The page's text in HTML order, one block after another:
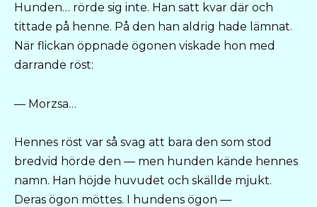
Hunden… rörde sig inte. Han satt kvar där och
tittade på henne. På den han aldrig hade lämnat.
När flickan öppnade ögonen viskade hon med
darrande röst:
— Morzsa…
Hennes röst var så svag att bara den som stod
bredvid hörde den — men hunden kände hennes
namn. Han höjde huvudet och skällde mjukt.
Deras ögon möttes. I hundens ögon —